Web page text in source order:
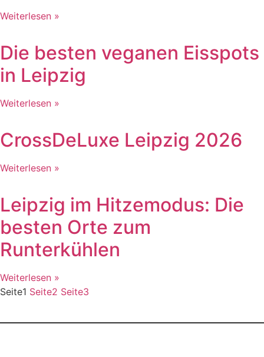
Weiterlesen »
Die besten veganen Eisspots
in Leipzig
Weiterlesen »
CrossDeLuxe Leipzig 2026
Weiterlesen »
Leipzig im Hitzemodus: Die
besten Orte zum
Runterkühlen
Weiterlesen »
Seite1 Seite2 Seite3